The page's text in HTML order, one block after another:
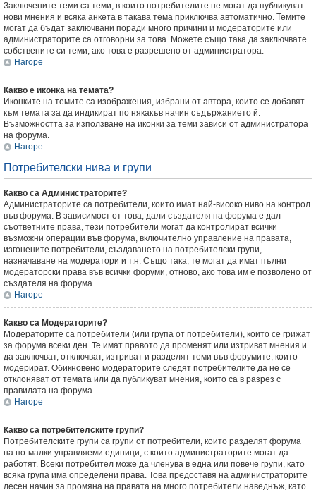
Заключените теми са теми, в които потребителите не могат да публикуват
нови мнения и всяка анкета в такава тема приключва автоматично. Темите
могат да бъдат заключвани поради много причини и модераторите или
администраторите са отговорни за това. Можете също така да заключвате
собствените си теми, ако това е разрешено от администратора.
Нагоре
Какво е иконка на темата?
Иконките на темите са изображения, избрани от автора, които се добавят
към темата за да индикират по някакъв начин съдържанието й.
Възможността за използване на иконки за теми зависи от администратора
на форума.
Нагоре
Потребителски нива и групи
Какво са Администраторите?
Администраторите са потребители, които имат най-високо ниво на контрол
във форума. В зависимост от това, дали създателя на форума е дал
съответните права, тези потребители могат да контролират всички
възможни операции във форума, включително управление на правата,
изгонените потребители, създаването на потребителски групи,
назначаване на модератори и т.н. Също така, те могат да имат пълни
модераторски права във всички форуми, отново, ако това им е позволено от
създателя на форума.
Нагоре
Какво са Модераторите?
Модераторите са потребители (или група от потребители), които се грижат
за форума всеки ден. Те имат правото да променят или изтриват мнения и
да заключват, отключват, изтриват и разделят теми във форумите, които
модерират. Обикновено модераторите следят потребителите да не се
отклоняват от темата или да публикуват мнения, които са в разрез с
правилата на форума.
Нагоре
Какво са потребителските групи?
Потребителските групи са групи от потребители, които разделят форума
на по-малки управляеми единици, с които администраторите могат да
работят. Всеки потребител може да членува в една или повече групи, като
всяка група има определени права. Това предоставя на администраторите
лесен начин за промяна на правата на много потребители наведнъж, като